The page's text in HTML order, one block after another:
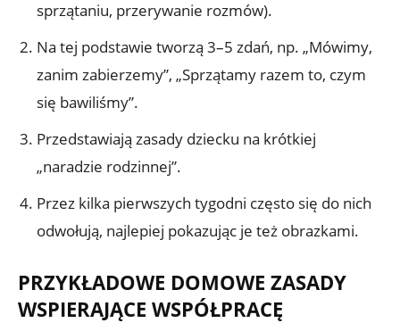
sprzątaniu, przerywanie rozmów).
Na tej podstawie tworzą 3–5 zdań, np. „Mówimy,
zanim zabierzemy”, „Sprzątamy razem to, czym
się bawiliśmy”.
Przedstawiają zasady dziecku na krótkiej
„naradzie rodzinnej”.
Przez kilka pierwszych tygodni często się do nich
odwołują, najlepiej pokazując je też obrazkami.
PRZYKŁADOWE DOMOWE ZASADY
WSPIERAJĄCE WSPÓŁPRACĘ